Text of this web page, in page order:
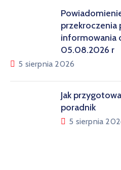
przekroczenia
informowania
05.08.2026 r
5 sierpnia 2026
Jak
poradnik
5 sierpnia